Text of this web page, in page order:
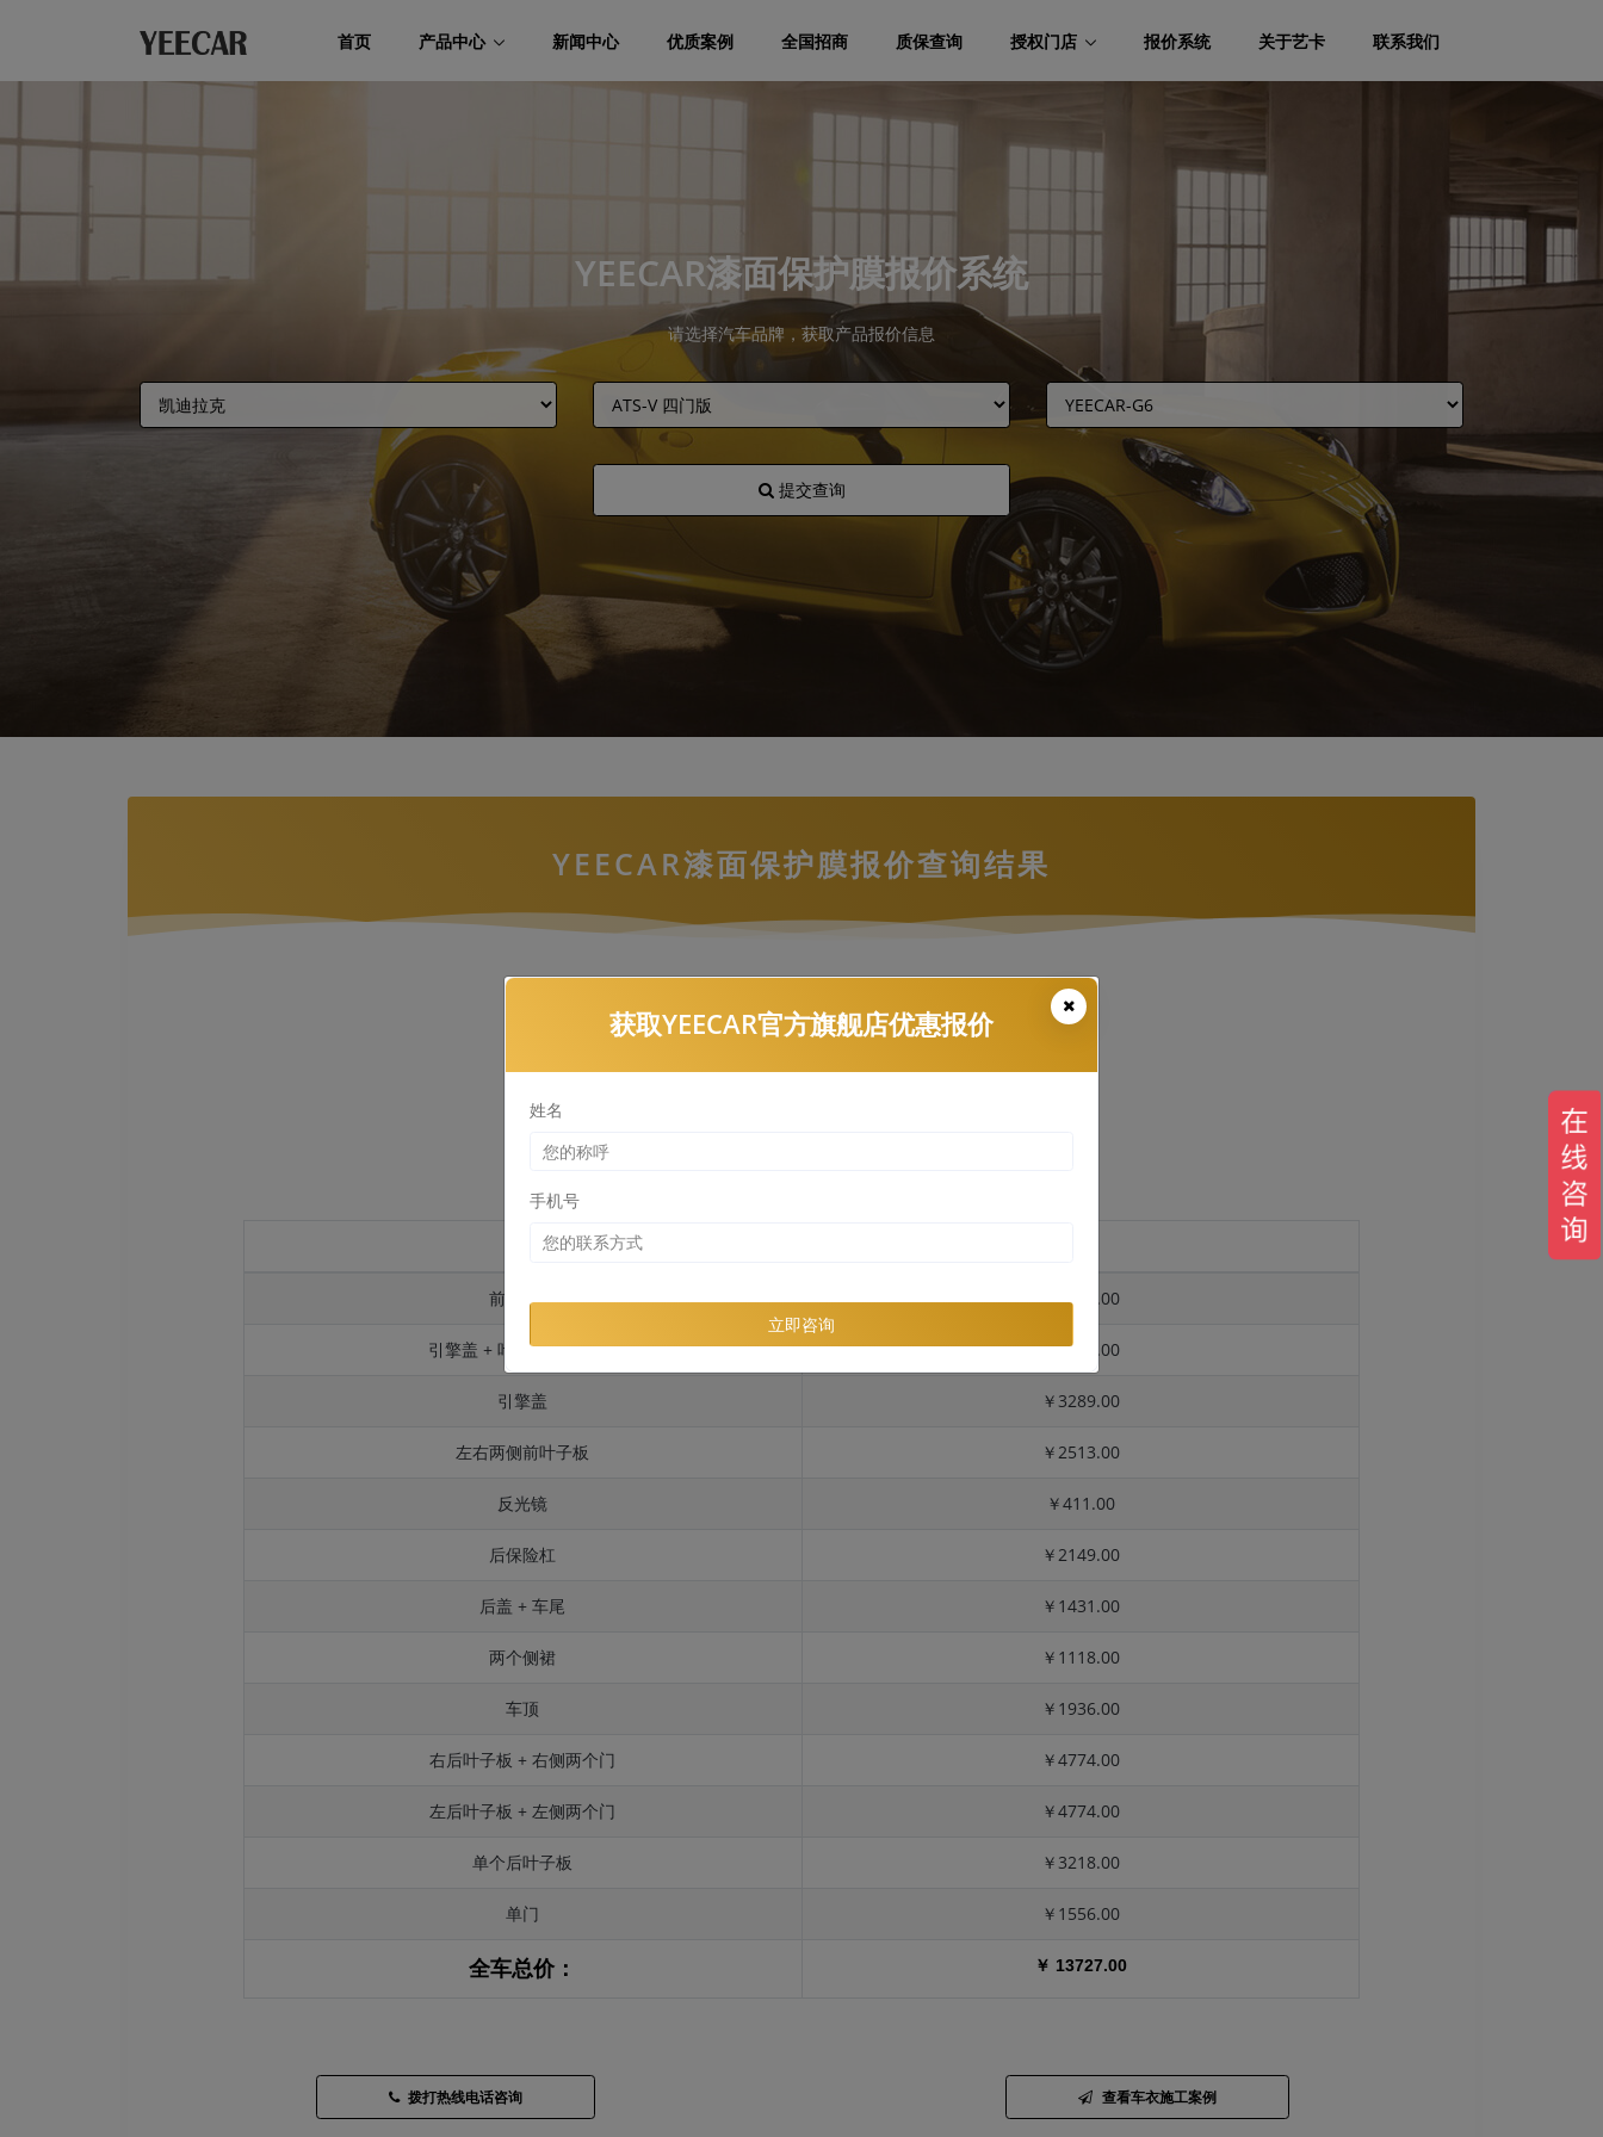
首页 产品中心 新闻中心 优质案例 全国招商 质保查询 授权门店 报价系统 关于艺卡 联系我们
YEECAR漆面保护膜报价系统
请选择汽车品牌，获取产品报价信息
提交查询
YEECAR漆面保护膜报价查询结果
凯迪拉克，ATS-V 四门版，-G6
前保险杠 ￥2965.00
引擎盖 + 叶子板 + 反光镜 ￥5024.00
引擎盖 ￥3289.00
左右两侧前叶子板 ￥2513.00
反光镜 ￥411.00
后保险杠 ￥2149.00
后盖 + 车尾 ￥1431.00
两个侧裙 ￥1118.00
车顶 ￥1936.00
右后叶子板 + 右侧两个门 ￥4774.00
左后叶子板 + 左侧两个门 ￥4774.00
单个后叶子板 ￥3218.00
单门 ￥1556.00
全车总价： ￥ 13727.00
拨打热线电话咨询 查看车衣施工案例
获取YEECAR官方旗舰店优惠报价
姓名
手机号
立即咨询